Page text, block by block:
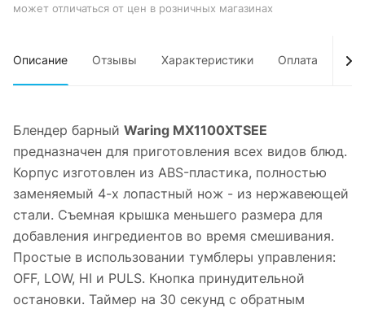
может отличаться от цен в розничных магазинах
Описание Отзывы Характеристики Оплата
Блендер барный Waring MX1100XTSEE
предназначен для приготовления всех видов блюд.
Корпус изготовлен из ABS-пластика, полностью
заменяемый 4-х лопастный нож - из нержавеющей
стали. Съемная крышка меньшего размера для
добавления ингредиентов во время смешивания.
Простые в использовании тумблеры управления:
OFF, LOW, HI и PULS. Кнопка принудительной
остановки. Таймер на 30 секунд с обратным